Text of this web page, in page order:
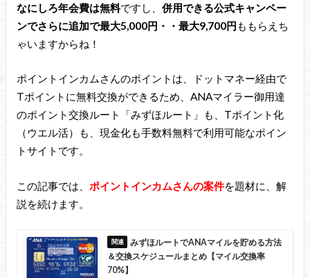
なにしろ年会費は無料ですし、 併用できる公式キャンペー
ンでさらに追加で最大5,000円・・最大9,700円ももらえち
ゃいますからね！
ポイントインカムさんのポイントは、ドットマネー経由で
Tポイントに無料交換ができるため、ANAマイラー御用達
のポイント交換ルート「みずほルート」も、Tポイント化
（ウエル活）も、現金化も手数料無料で利用可能なポイン
トサイトです。
この記事では、 ポイントインカムさんの案件を題材に、解
説を続けます。
みずほルートでANAマイルを貯める方法
＆交換スケジュールまとめ【マイル交換率
70%】